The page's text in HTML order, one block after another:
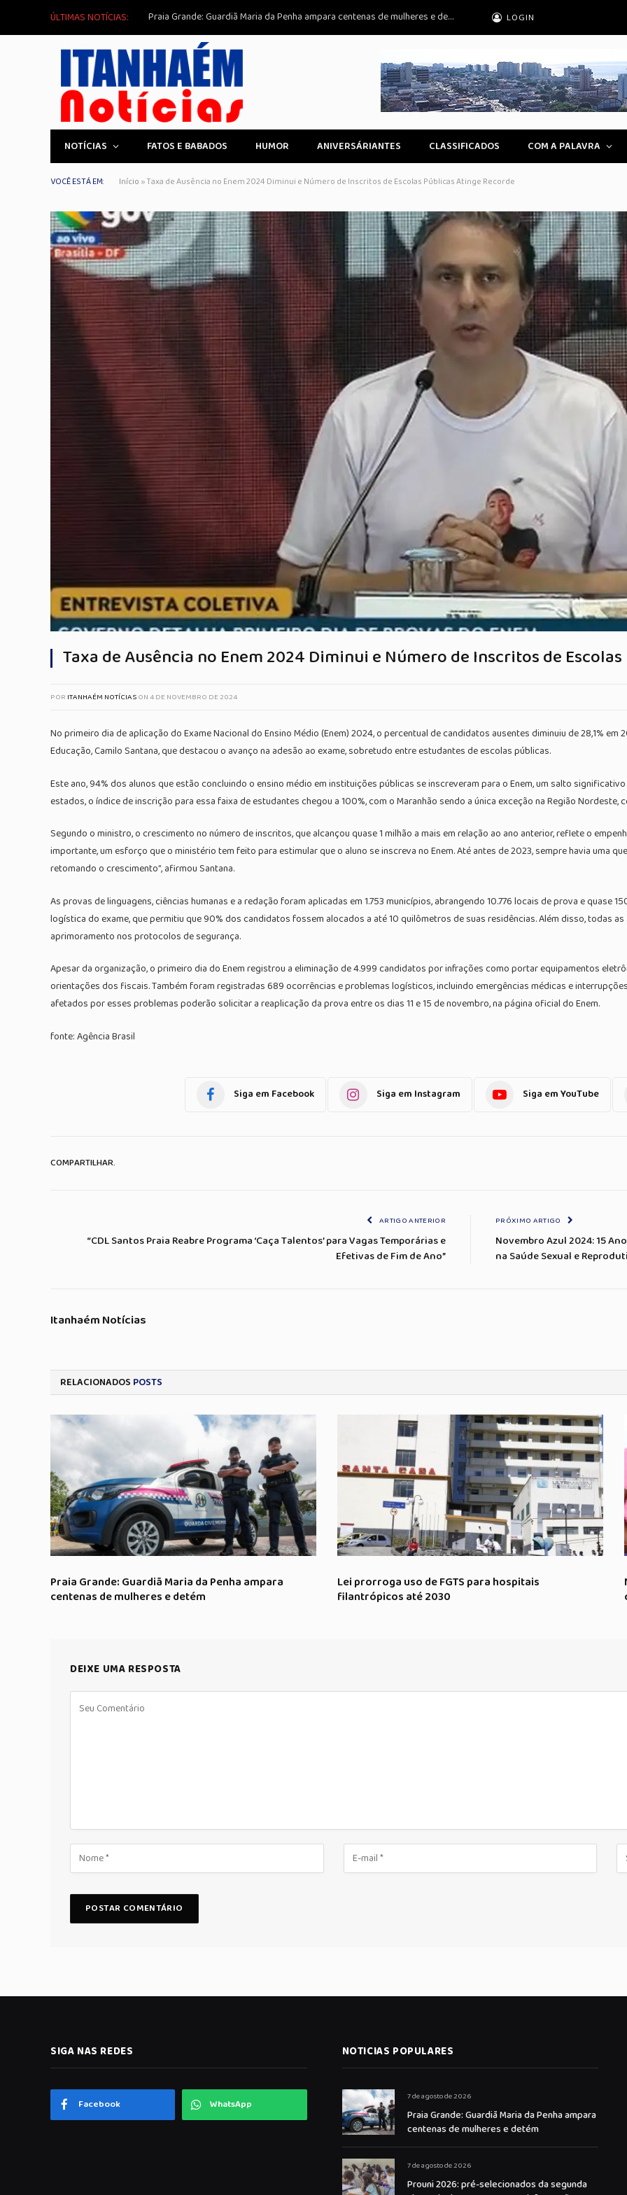
ÚLTIMAS NOTÍCIAS: Praia Grande: Guardiã Maria da Penha ampara centenas de mulheres e detém LOGIN
NOTÍCIAS FATOS E BABADOS HUMOR ANIVERSÁRIANTES CLASSIFICADOS COM A PALAVRA
VOCÊ ESTÁ EM: Início »Taxa de Ausência no Enem 2024 Diminui e Número de Inscritos de Escolas Públicas Atinge Recorde
Taxa de Ausência no Enem 2024 Diminui e Número de Inscritos de
POR ITANHAÉM NOTÍCIASON4 DE NOVEMBRO DE 2024
No primeiro dia de aplicação do Exame Nacional do Ensino Médio (Enem) 2024, o percentual de candidatos ausentes diminuiu de 28,1%
Educação, Camilo Santana, que destacou o avanço na adesão ao exame, sobretudo entre estudantes de escolas públicas.
Este ano, 94% dos alunos que estão concluindo o ensino médio em instituições públicas se inscreveram para o Enem, um salto
estados, o índice de inscrição para essa faixa de estudantes chegou a 100%, com o Maranhão sendo a única exceção na Região Nordeste,
Segundo o ministro, o crescimento no número de inscritos, que alcançou quase 1 milhão a mais em relação ao ano anterior, reflete o
importante, um esforço que o ministério tem feito para estimular que o aluno se inscreva no Enem. Até antes de 2023, sempre havia uma
retomando o crescimento”, afirmou Santana.
As provas de linguagens, ciências humanas e a redação foram aplicadas em 1.753 municípios, abrangendo 10.776 locais de prova e quase
logística do exame, que permitiu que 90% dos candidatos fossem alocados a até 10 quilômetros de suas residências. Além disso, todas
aprimoramento nos protocolos de segurança.
Apesar da organização, o primeiro dia do Enem registrou a eliminação de 4.999 candidatos por infrações como portar equipamentos
orientações dos fiscais. Também foram registradas 689 ocorrências e problemas logísticos, incluindo emergências médicas e
afetados por esses problemas poderão solicitar a reaplicação da prova entre os dias 11 e 15 de novembro, na página oficial do Enem.
fonte: Agência Brasil
Siga em Facebook Siga em Instagram Siga em YouTube
COMPARTILHAR.
ARTIGO ANTERIOR
“CDL Santos Praia Reabre Programa ‘Caça Talentos’ para Vagas Temporárias e
Efetivas de Fim de Ano”
PRÓXIMO ARTIGO
Novembro Azul 2024: 15
na Saúde Sexual e
Itanhaém Notícias
RELACIONADOS POSTS
Praia Grande: Guardiã Maria da Penha ampara
centenas de mulheres e detém
Lei prorroga uso de FGTS para hospitais
filantrópicos até 2030
DEIXE UMA RESPOSTA
SIGA NAS REDES
Facebook WhatsApp
NOTICIAS POPULARES
7 de agosto de 2026
Praia Grande: Guardiã Maria da Penha ampara
centenas de mulheres e detém
7 de agosto de 2026
Prouni 2026: pré-selecionados da segunda